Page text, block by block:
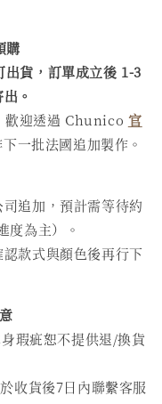
購
出貨，訂單成立後 1-3
。
歡迎透過 Chunico 官
一批法國追加製作。
追加，預計需等待約
度為主）。
款式與顏色後再行下
瑕疵恕不提供退/換貨
收貨後7日內聯繫客服